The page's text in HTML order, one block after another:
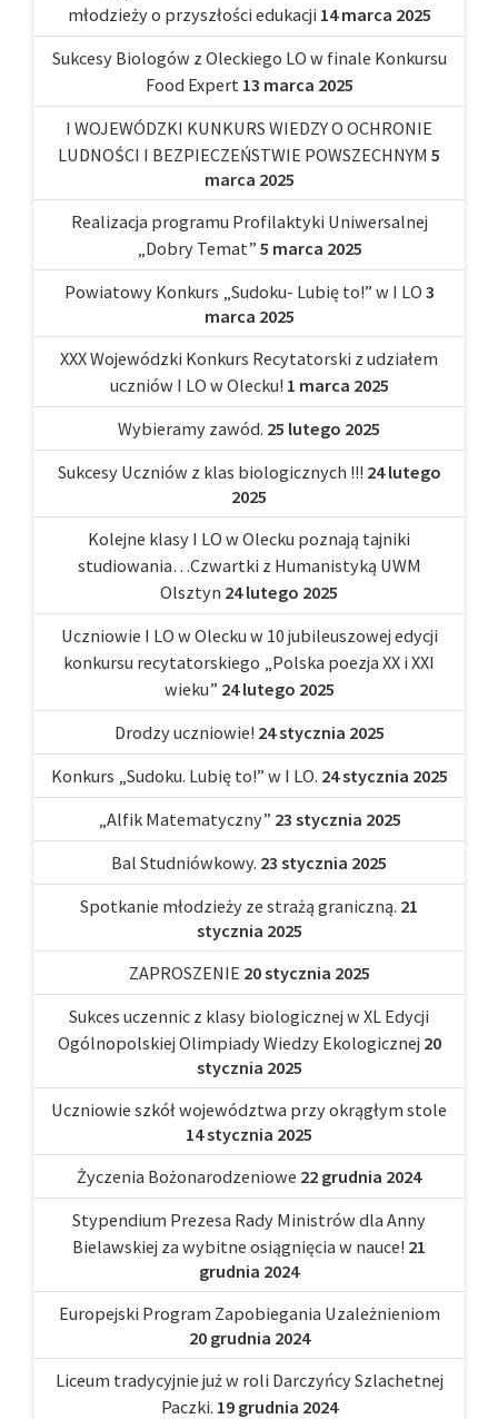
młodzieży o przyszłości edukacji 14 marca 2025
Sukcesy Biologów z Oleckiego LO w finale Konkursu
Food Expert 13 marca 2025
I WOJEWÓDZKI KUNKURS WIEDZY O OCHRONIE
LUDNOŚCI I BEZPIECZEŃSTWIE POWSZECHNYM 5
marca 2025
Realizacja programu Profilaktyki Uniwersalnej
„Dobry Temat” 5 marca 2025
Powiatowy Konkurs „Sudoku- Lubię to!” w I LO 3
marca 2025
XXX Wojewódzki Konkurs Recytatorski z udziałem
uczniów I LO w Olecku! 1 marca 2025
Wybieramy zawód. 25 lutego 2025
Sukcesy Uczniów z klas biologicznych !!! 24 lutego
2025
Kolejne klasy I LO w Olecku poznają tajniki
studiowania…Czwartki z Humanistyką UWM
Olsztyn 24 lutego 2025
Uczniowie I LO w Olecku w 10 jubileuszowej edycji
konkursu recytatorskiego „Polska poezja XX i XXI
wieku” 24 lutego 2025
Drodzy uczniowie! 24 stycznia 2025
Konkurs „Sudoku. Lubię to!” w I LO. 24 stycznia 2025
„Alfik Matematyczny” 23 stycznia 2025
Bal Studniówkowy. 23 stycznia 2025
Spotkanie młodzieży ze strażą graniczną. 21
stycznia 2025
ZAPROSZENIE 20 stycznia 2025
Sukces uczennic z klasy biologicznej w XL Edycji
Ogólnopolskiej Olimpiady Wiedzy Ekologicznej 20
stycznia 2025
Uczniowie szkół województwa przy okrągłym stole
14 stycznia 2025
Życzenia Bożonarodzeniowe 22 grudnia 2024
Stypendium Prezesa Rady Ministrów dla Anny
Bielawskiej za wybitne osiągnięcia w nauce! 21
grudnia 2024
Europejski Program Zapobiegania Uzależnieniom
20 grudnia 2024
Liceum tradycyjnie już w roli Darczyńcy Szlachetnej
Paczki. 19 grudnia 2024